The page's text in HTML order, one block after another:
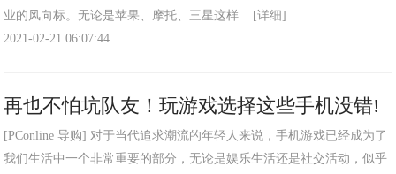
业的风向标。无论是苹果、摩托、三星这样... [详细]
2021-02-21 06:07:44
再也不怕坑队友！玩游戏选择这些手机没错!
[PConline 导购] 对于当代追求潮流的年轻人来说，手机游戏已经成为了
我们生活中一个非常重要的部分，无论是娱乐生活还是社交活动，似乎